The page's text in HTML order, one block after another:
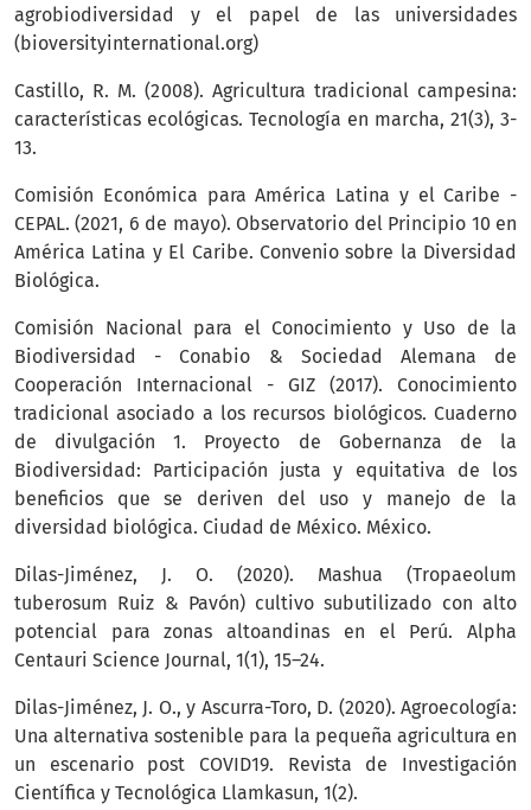
agrobiodiversidad y el papel de las universidades
(bioversityinternational.org)
Castillo, R. M. (2008). Agricultura tradicional campesina:
características ecológicas. Tecnología en marcha, 21(3), 3-
13.
Comisión Económica para América Latina y el Caribe -
CEPAL. (2021, 6 de mayo). Observatorio del Principio 10 en
América Latina y El Caribe. Convenio sobre la Diversidad
Biológica.
Comisión Nacional para el Conocimiento y Uso de la
Biodiversidad - Conabio & Sociedad Alemana de
Cooperación Internacional - GIZ (2017). Conocimiento
tradicional asociado a los recursos biológicos. Cuaderno
de divulgación 1. Proyecto de Gobernanza de la
Biodiversidad: Participación justa y equitativa de los
beneficios que se deriven del uso y manejo de la
diversidad biológica. Ciudad de México. México.
Dilas-Jiménez, J. O. (2020). Mashua (Tropaeolum
tuberosum Ruiz & Pavón) cultivo subutilizado con alto
potencial para zonas altoandinas en el Perú. Alpha
Centauri Science Journal, 1(1), 15–24.
Dilas-Jiménez, J. O., y Ascurra-Toro, D. (2020). Agroecología:
Una alternativa sostenible para la pequeña agricultura en
un escenario post COVID19. Revista de Investigación
Científica y Tecnológica Llamkasun, 1(2).